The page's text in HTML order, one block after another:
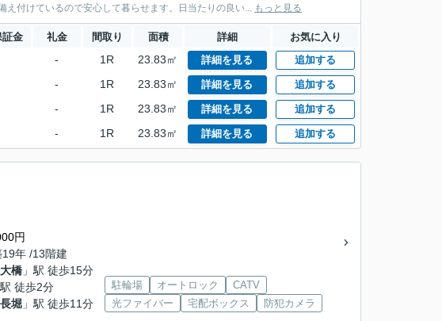
付けているので安心して暮らせます。日当たりの良い... もっと見る
金 礼金 間取り 面積 詳細 お気に入り
- 1R 23.83㎡ 詳細を見る 追加する
- 1R 23.83㎡ 詳細を見る 追加する
- 1R 23.83㎡ 詳細を見る 追加する
- 1R 23.83㎡ 詳細を見る 追加する
円
年 /13階建
橋 」駅 徒歩15分
駅 徒歩2分
堀 」駅 徒歩11分
駐輪場 オートロック
CATV
光ファイバー
宅配ボックス 防犯カメラ